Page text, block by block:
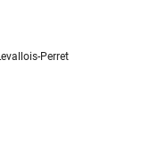
Perret